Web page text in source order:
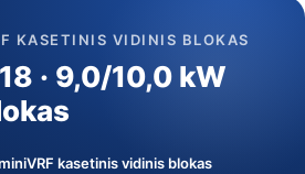
KASETINIS VIDINIS BLOKAS
· 9,0/10,0 kW
kasetinis vidinis blokas